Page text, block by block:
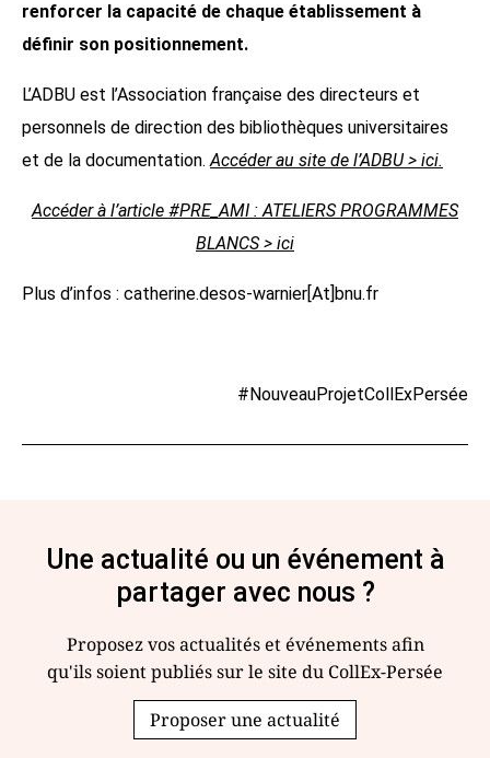
renforcer la capacité de chaque établissement à
définir son positionnement.
L’ADBU est l’Association française des directeurs et
personnels de direction des bibliothèques universitaires
et de la documentation.Accéder au site de l’ADBU > ici.
Accéder à l’article #PRE_AMI : ATELIERS PROGRAMMES
BLANCS > ici
Plus d’infos : catherine.desos-warnier[At]bnu.fr
#NouveauProjetCollExPersée
Une actualité ou un événement à
partager avec nous ?
Proposez vos actualités et événements afin
qu'ils soient publiés sur le site du CollEx-Persée
Proposer une actualité